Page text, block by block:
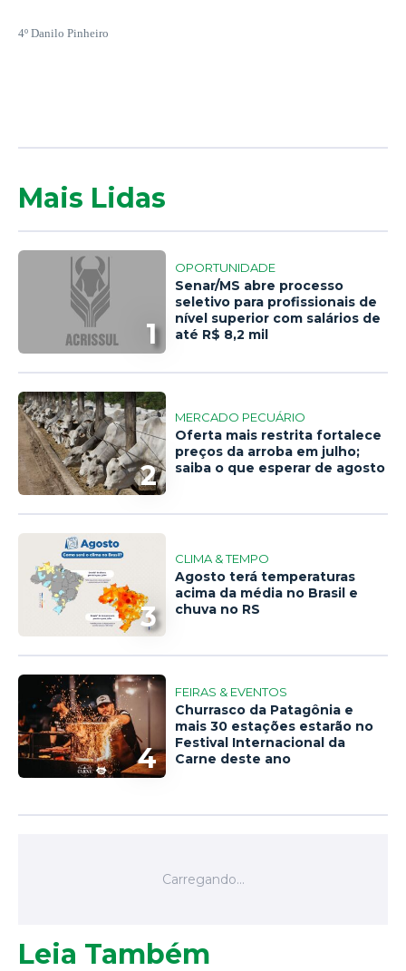
4º Danilo Pinheiro
Mais Lidas
1
OPORTUNIDADE
Senar/MS abre processo
seletivo para profissionais de
nível superior com salários de
até R$ 8,2 mil
2
MERCADO PECUÁRIO
Oferta mais restrita fortalece
preços da arroba em julho;
saiba o que esperar de agosto
3
CLIMA & TEMPO
Agosto terá temperaturas
acima da média no Brasil e
chuva no RS
4
FEIRAS & EVENTOS
Churrasco da Patagônia e
mais 30 estações estarão no
Festival Internacional da
Carne deste ano
Leia Também